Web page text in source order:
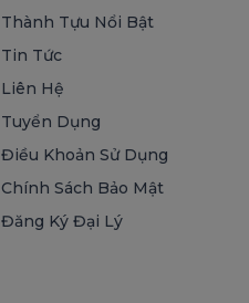
Thành Tựu Nổi Bật
Tin Tức
Liên Hệ
Tuyển Dụng
Điều Khoản Sử Dụng
Chính Sách Bảo Mật
Đăng Ký Đại Lý